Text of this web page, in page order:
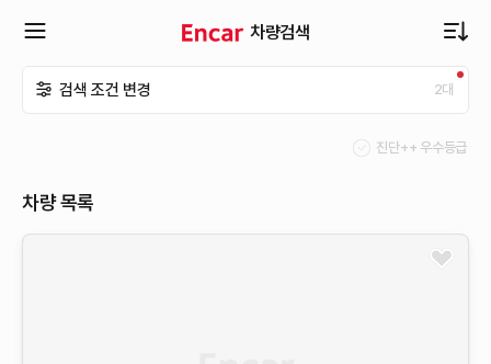
차량검색
뉴
검색 조건 변경 2대
진단++ 우수등급
차량 목록